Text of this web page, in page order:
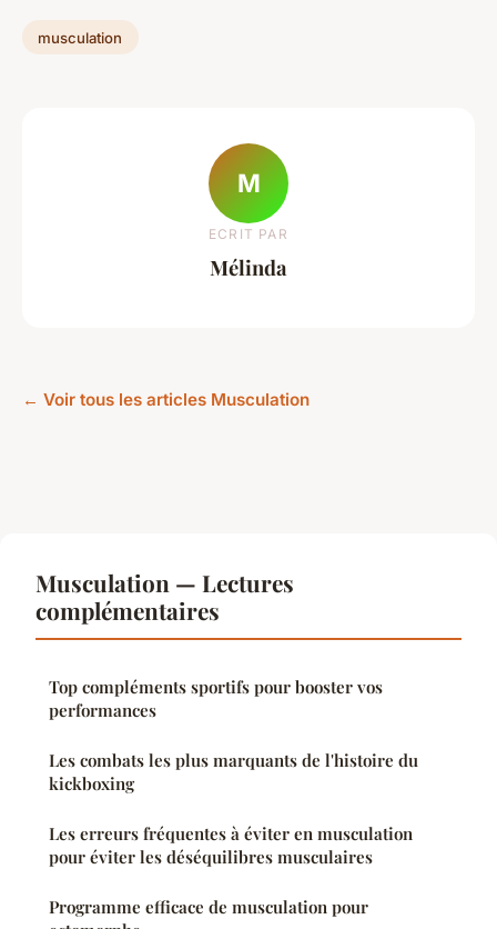
musculation
M
ECRIT PAR
Mélinda
← Voir tous les articles Musculation
Musculation — Lectures
complémentaires
Top compléments sportifs pour booster vos
performances
Les combats les plus marquants de l'histoire du
kickboxing
Les erreurs fréquentes à éviter en musculation
pour éviter les déséquilibres musculaires
Programme efficace de musculation pour